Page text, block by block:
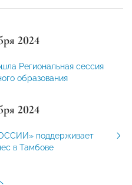
2024
Региональная сессия
образования
2024
поддерживает
в Тамбове